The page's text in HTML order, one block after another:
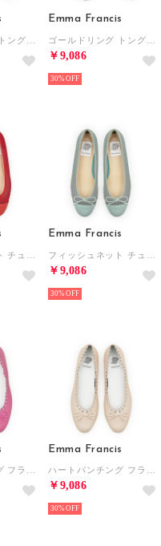
Emma Francis
￥9,086
30%
Emma Francis
￥9,086
30%
Emma Francis
￥9,086
30%